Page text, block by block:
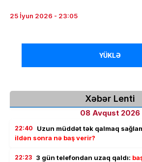
25 İyun 2026 - 23:05
YÜKLƏ
Xəbər Lenti
08 Avqust 2026
22:40 Uzun müddət tək qalmaq
ildən sonra nə baş verir?
22:23 3 gün telefondan uzaq qaldı: